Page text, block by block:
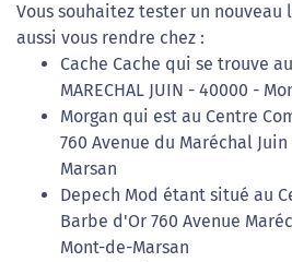
Vous souhaitez tester un nouveau
aussi vous rendre chez :
Cache Cache qui se trouve au
MARECHAL JUIN - 40000 -
Morgan qui est au Centre
760 Avenue du Maréchal
Marsan
Depech Mod étant situé au
Barbe d'Or 760 Avenue
Mont-de-Marsan